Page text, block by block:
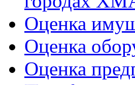
Оценка
Оценка
Оценка